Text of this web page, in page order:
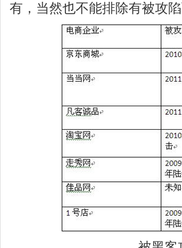
有，当然也不能排除有被攻